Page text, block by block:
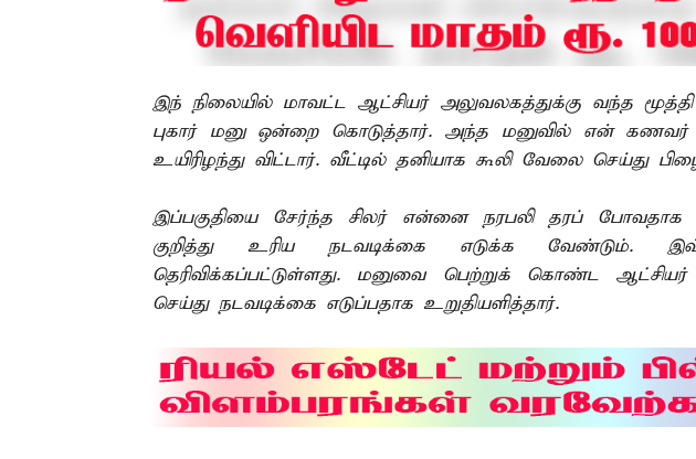
இந் நிலையில் மாவட்ட ஆட்சியர் அலுவலகத்துக்கு வந்த மூத்தி
புகார் மனு ஒன்றை கொடுத்தார். அந்த மனுவில் என் கணவர்
உயிரிழந்து விட்டார். வீட்டில் தனியாக கூலி வேலை செய்து
இப்பகுதியை சேர்ந்த சிலர் என்னை நரபலி தரப் போவதாக
குறித்து உரிய நடவடிக்கை எடுக்க வேண்டும்.
தெரிவிக்கப்பட்டுள்ளது. மனுவை பெற்றுக் கொண்ட ஆட்சியர்
செய்து நடவடிக்கை எடுப்பதாக உறுதியளித்தார்.